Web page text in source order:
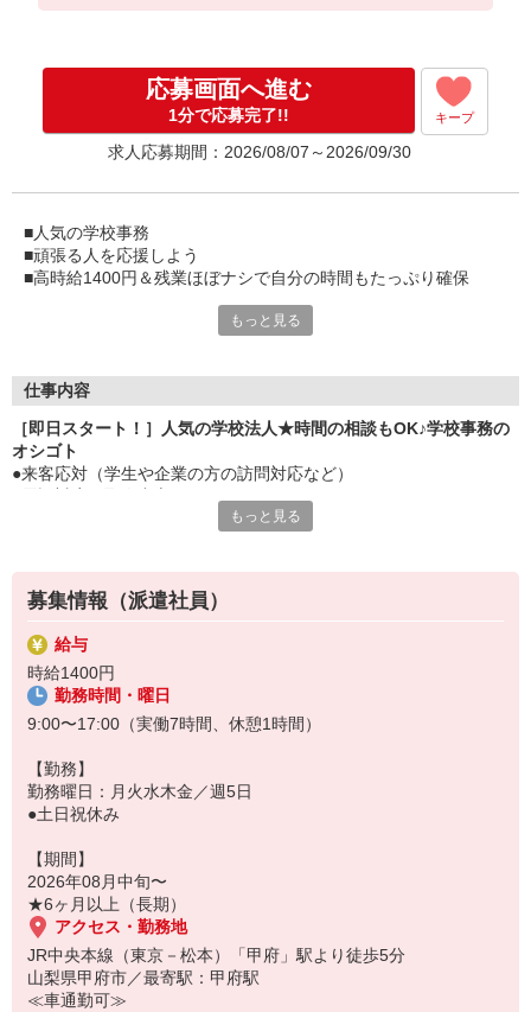
応募画面へ進む
1分で応募完了!! キープ
求人応募期間：2026/08/07～2026/09/30
■人気の学校事務
■頑張る人を応援しよう
■高時給1400円＆残業ほぼナシで自分の時間もたっぷり確保
■徒歩5分 甲府の中心エリア＆公共交通機関で通勤便利
もっと見る
仕事内容
［即日スタート！］人気の学校法人★時間の相談もOK♪学校事務の
オシゴト
●来客応対（学生や企業の方の訪問対応など）
●学生への返金手続きの書類作成 など
もっと見る
募集情報（派遣社員）
給与
時給1400円
勤務時間・曜日
9:00〜17:00（実働7時間、休憩1時間）
【勤務】
勤務曜日：月火水木金／週5日
●土日祝休み
【期間】
2026年08月中旬〜
★6ヶ月以上（長期）
アクセス・勤務地
JR中央本線（東京－松本）「甲府」駅より徒歩5分
山梨県甲府市／最寄駅：甲府駅
≪車通勤可≫